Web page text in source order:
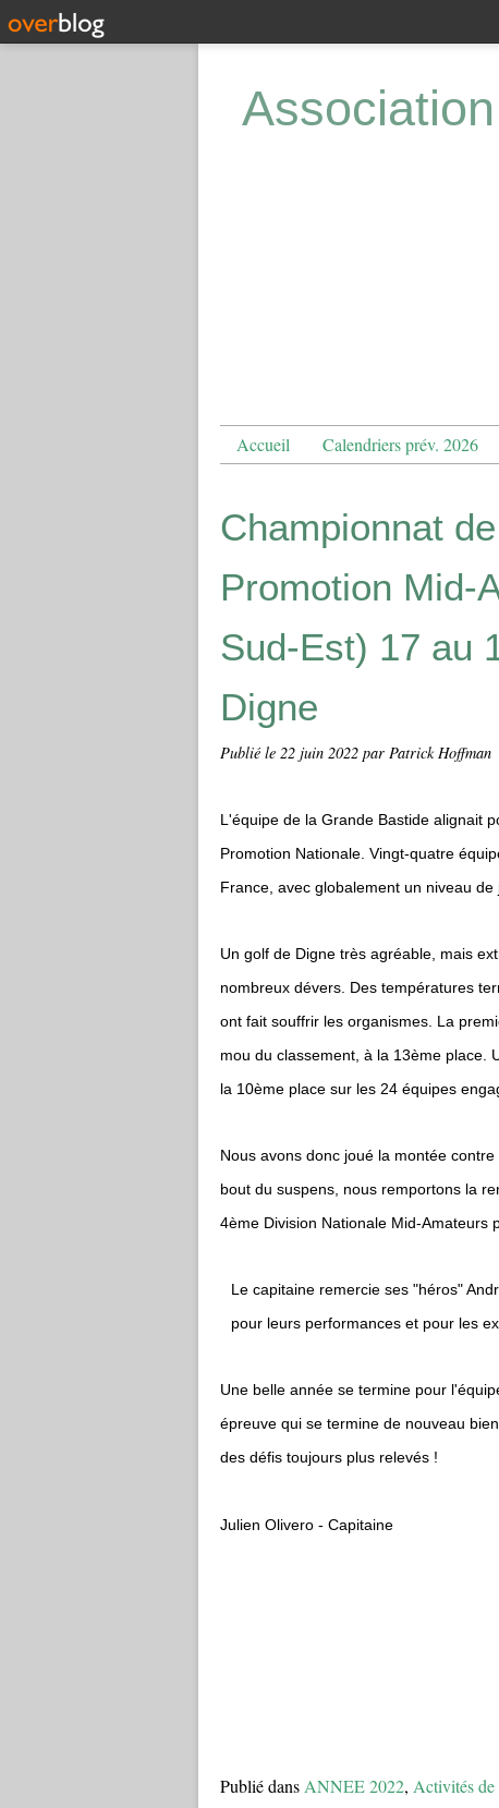
Accueil Calendriers prév. 2026
Championnat
Promotion Mid-
Sud-Est) 17 au
Digne
Publié le 22 juin 2022 par Patrick Hoffman
L'équipe de la Grande Bastide alignait
Promotion Nationale. Vingt-quatre
France, avec globalement un niveau de
Un golf de Digne très agréable, mais
nombreux dévers. Des températures
ont fait souffrir les organismes. La
mou du classement, à la 13ème place.
la 10ème place sur les 24 équipes
Nous avons donc joué la montée
bout du suspens, nous remportons la
4ème Division Nationale Mid-Amateurs
Le capitaine remercie ses "héros"
pour leurs performances et pour les
Une belle année se termine pour
épreuve qui se termine de nouveau
des défis toujours plus relevés !
Julien Olivero - Capitaine
Publié dans ANNEE 2022, Activités